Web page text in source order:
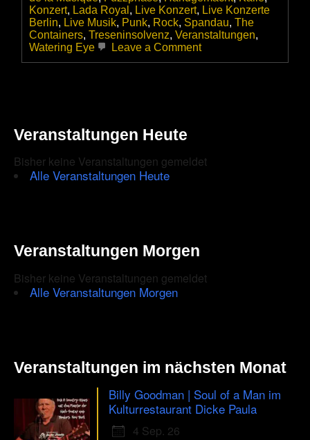
Konzert, Lada Royal , Live Konzert, Live Konzerte
Berlin, Live Musik, Punk, Rock, Spandau, The
Containers, Treseninsolvenz, Veranstaltungen,
Watering Eye
Leave a Commenton
|
Veranstaltungen Heute
Bisher keine Veranstaltungen gemeldet
Alle Veranstaltungen Heute
Veranstaltungen Morgen
Bisher keine Veranstaltungen gemeldet
Alle Veranstaltungen Morgen
Veranstaltungen im nächsten Monat
Billy Goodman | Soul of a Man im
Kulturrestaurant Dicke Paula
4 Sep. 26